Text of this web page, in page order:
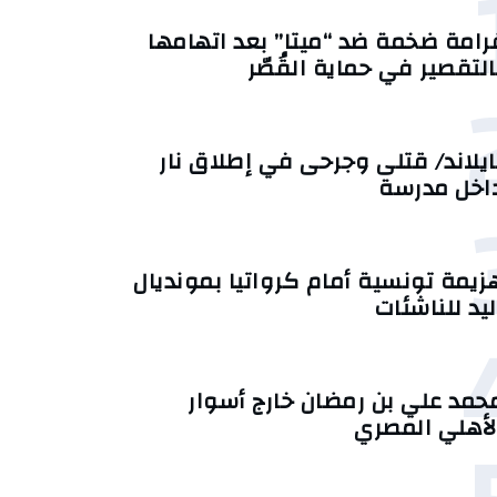
ضخمة ضد “ميتا” بعد اتهامها
في حماية القُصّر
قتلى وجرحى في إطلاق نار
مدرسة
تونسية أمام كرواتيا بمونديال
للناشئات
علي بن رمضان خارج أسوار
المصري